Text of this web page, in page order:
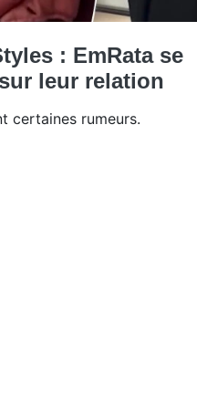
: EmRata se
leur relation
certaines rumeurs.